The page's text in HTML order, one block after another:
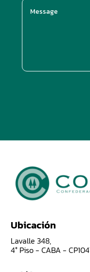
Ubicación
Lavalle 348,
4° Piso - CABA -